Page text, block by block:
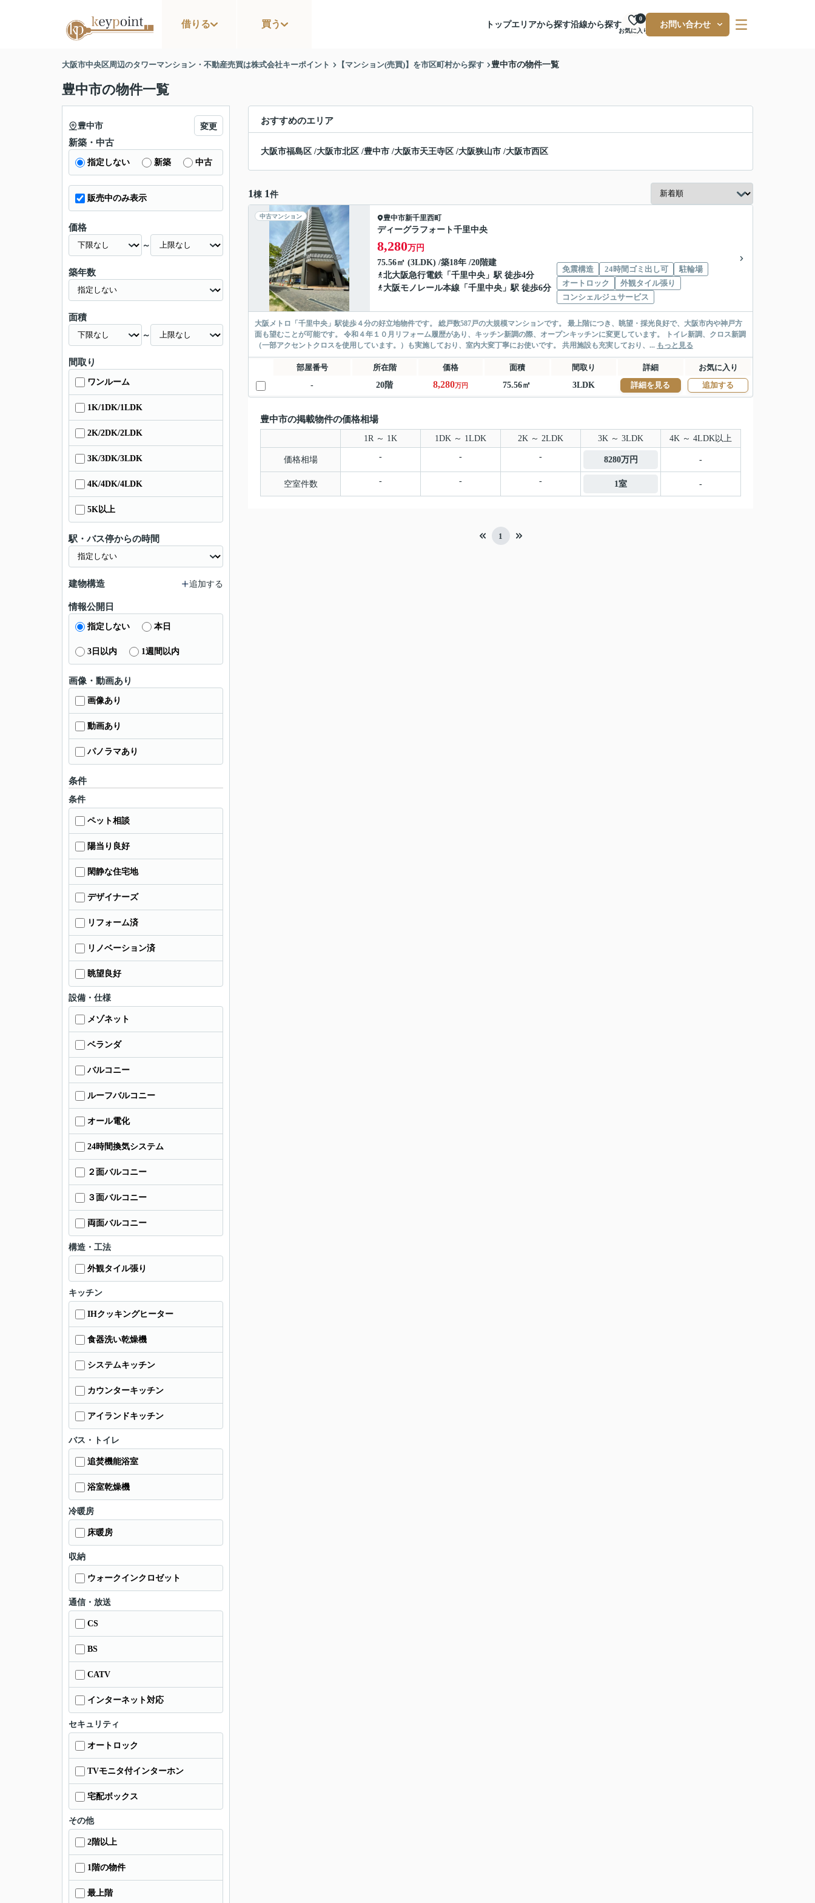
借りる 買う トップエリアから探す沿線から探す
お気に入り
0
お問い合わせ
大阪市中央区周辺のタワーマンション・不動産売買は株式会社キーポイント 【マンション(売買)】を市区町村から探す 豊中市の物件一覧
豊中市の物件一覧
おすすめのエリア
大阪市福島区 /大阪市北区 /豊中市 /大阪市天王寺区 /大阪狭山市 /大阪市西区
1 棟 1 件
中古マンション 豊中市新千里西町
ディーグラフォート千里中央
8,280万円
75.56㎡ (3LDK) /築18年 /20階建
北大阪急行電鉄 「 千里中央 」駅 徒歩4分
大阪モノレール本線 「 千里中央 」駅 徒歩6分
免震構造 24時間ゴミ出し可
駐輪場
オートロック
外観タイル張り
コンシェルジュサービス
大阪メトロ「千里中央」駅徒歩４分の好立地物件です。 総戸数587戸の大規模マンションです。 最上階につき、眺望・採光良好で、大阪市内や神戸方
面も望むことが可能です。 令和４年１０月リフォーム履歴があり、キッチン新調の際、オープンキッチンに変更しています。 トイレ新調、クロス新調
（一部アクセントクロスを使用しています。）も実施しており、室内大変丁寧にお使いです。 共用施設も充実しており、... もっと見る
部屋番号 所在階 価格 面積 間取り 詳細
お気に入り
-
20階 8,280万円 75.56㎡ 3LDK 詳細を見る 追加する
豊中市の掲載物件の価格相場
1R ～ 1K 1DK ～ 1LDK 2K ～ 2LDK 3K ～ 3LDK 4K ～ 4LDK以上
価格相場 - - - 8280万円 -
空室件数 - - - 1室 -
1
豊中市 変更
新築・中古
指定しない 新築 中古
販売中のみ表示
価格
～
築年数
面積
～
間取り
ワンルーム
1K/1DK/1LDK
2K/2DK/2LDK
3K/3DK/3LDK
4K/4DK/4LDK
5K以上
駅・バス停からの時間
建物構造 追加する
情報公開日
指定しない 本日
3日以内 1週間以内
画像・動画あり
画像あり
動画あり
パノラマあり
条件
条件
ペット相談
陽当り良好
閑静な住宅地
デザイナーズ
リフォーム済
リノベーション済
眺望良好
設備・仕様
メゾネット
ベランダ
バルコニー
ルーフバルコニー
オール電化
24時間換気システム
２面バルコニー
３面バルコニー
両面バルコニー
構造・工法
外観タイル張り
キッチン
IHクッキングヒーター
食器洗い乾燥機
システムキッチン
カウンターキッチン
アイランドキッチン
バス・トイレ
追焚機能浴室
浴室乾燥機
冷暖房
床暖房
収納
ウォークインクロゼット
通信・放送
CS
BS
CATV
インターネット対応
セキュリティ
オートロック
TVモニタ付インターホン
宅配ボックス
その他
2階以上
1階の物件
最上階